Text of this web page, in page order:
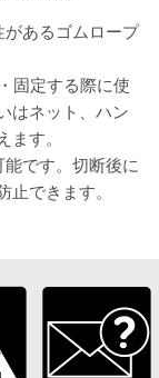
あるゴムロープ
固定する際に使
はネット、ハン
す。
です。切断後に
できます。